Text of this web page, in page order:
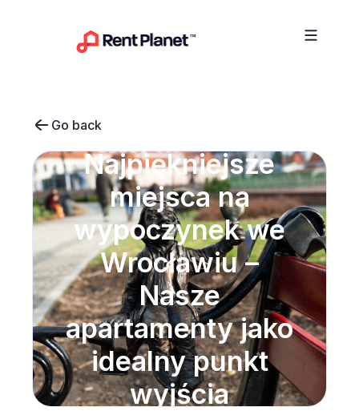
Go back
Najpiękniejsze
miejsca na
wypoczynek we
Wrocławiu –
Nasze
apartamenty jako
idealny punkt
wyjścia